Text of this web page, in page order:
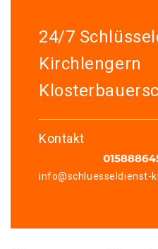
24/7
Kirchlengern
Kontakt
info@schluesseldienst-